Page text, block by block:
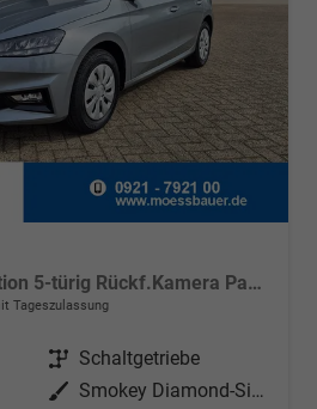
1.0 TSI 95PS Selection 5-türig Rückf.Kamera Parksensoren Sitzheizung Multifunktionslenkrad Klima Skoda-Radio Bluetooth Touchscreen Tempomat Nebelsch. Apple CarPlay + Android Auto
Tageszulassung
Getriebe Schaltgetriebe
Außenfarbe
Smokey Diamond-Silber Metallic